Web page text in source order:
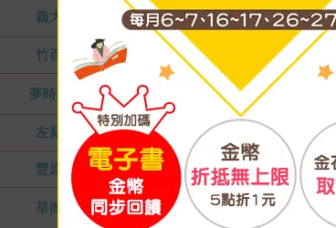
義大店
竹百店
夢時代店
左新店
豐原店
草衙店